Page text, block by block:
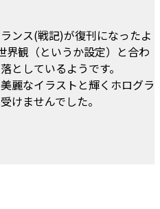
ンス(戦記)が復刊になったよ
界観（というか設定）と合わ
としているようです。
麗なイラストと輝くホログラ
けませんでした。